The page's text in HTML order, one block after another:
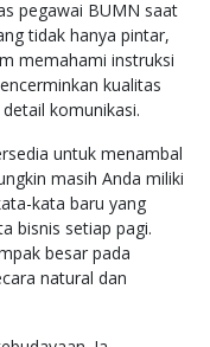
pegawai BUMN saat
tidak hanya pintar,
memahami instruksi
kualitas
komunikasi.
untuk menambal
masih Anda miliki
kata baru yang
bisnis setiap pagi.
besar pada
natural dan